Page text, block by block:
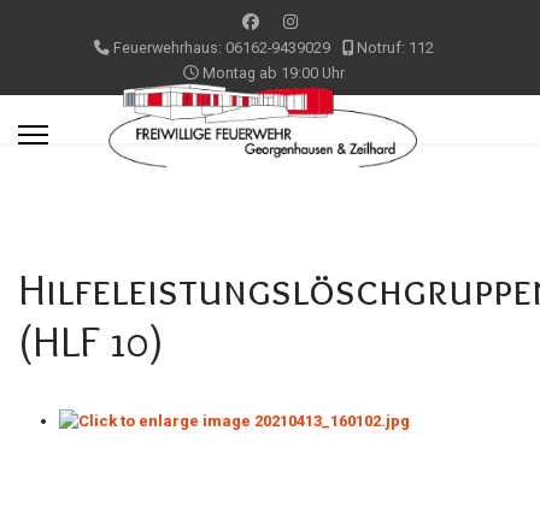
Feuerwehrhaus: 06162-9439029
Notruf: 112
Montag ab 19:00 Uhr
(HLF 10)